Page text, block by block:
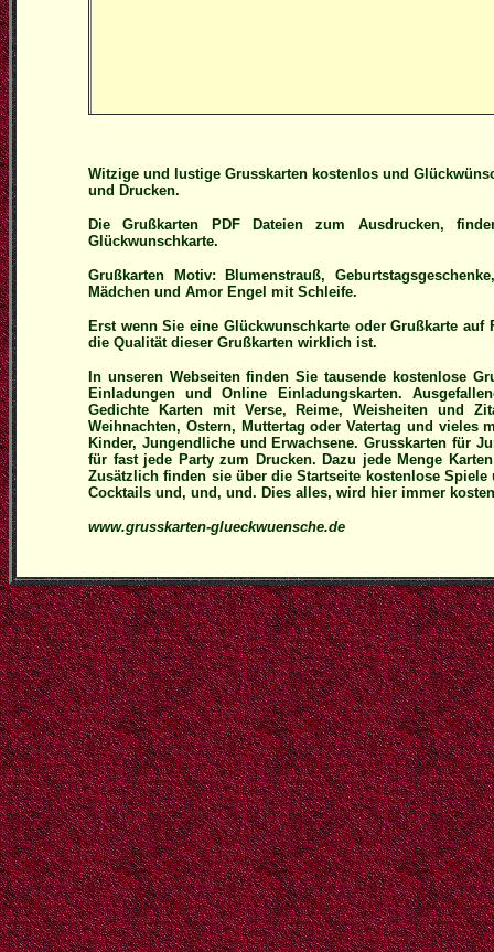
Witzige und lustige Grusskarten kostenlos und
und Drucken.
Die Grußkarten PDF Dateien zum Ausdrucken,
Glückwunschkarte.
Grußkarten Motiv: Blumenstrauß,
Mädchen und Amor Engel mit Schleife.
Erst wenn Sie eine Glückwunschkarte oder Grußkarte
die Qualität dieser Grußkarten wirklich ist.
In unseren Webseiten finden Sie tausende kostenlose
Einladungen und Online Einladungskarten.
Gedichte Karten mit Verse, Reime, Weisheiten und
Weihnachten, Ostern, Muttertag oder Vatertag und vieles
Kinder, Jungendliche und Erwachsene. Grusskarten für
für fast jede Party zum Drucken. Dazu jede Menge
Zusätzlich finden sie über die Startseite kostenlose
Cocktails und, und, und. Dies alles, wird hier immer
www.grusskarten-glueckwuensche.de